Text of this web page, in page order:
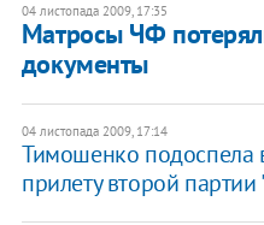
04 листопада 2009, 17:35
Матросы ЧФ
документы
04 листопада 2009, 17:14
Тимошенко подоспела
прилету второй